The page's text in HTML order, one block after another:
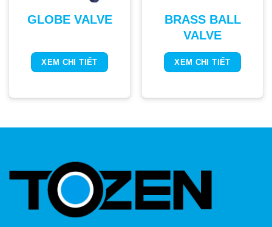
GLOBE VALVE
XEM CHI TIẾT
BRASS BALL
VALVE
XEM CHI TIẾT